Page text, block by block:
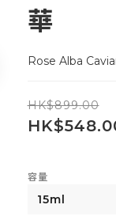
華
Rose Alba
HK$899.00
容量